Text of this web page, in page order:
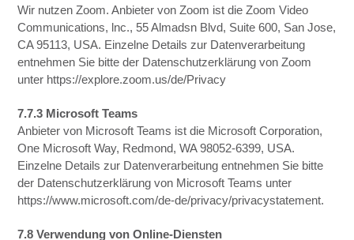
Wir nutzen Zoom. Anbieter von Zoom ist die Zoom Video
Communications, lnc., 55 Almadsn Blvd, Suite 600, San Jose,
CA 95113, USA. Einzelne Details zur Datenverarbeitung
entnehmen Sie bitte der Datenschutzerklärung von Zoom
unter https://explore.zoom.us/de/Privacy
7.7.3 Microsoft Teams
Anbieter von Microsoft Teams ist die Microsoft Corporation,
One Microsoft Way, Redmond, WA 98052-6399, USA.
Einzelne Details zur Datenverarbeitung entnehmen Sie bitte
der Datenschutzerklärung von Microsoft Teams unter
https://www.microsoft.com/de-de/privacy/privacystatement.
7.8 Verwendung von Online-Diensten